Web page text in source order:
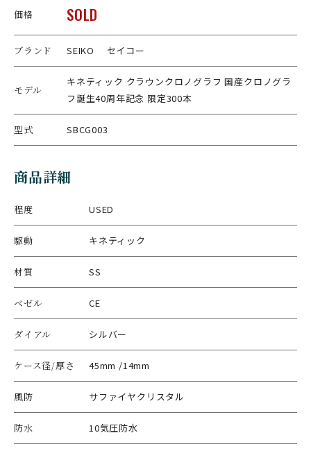
価格 SOLD
ブランド SEIKO セイコー
モデル
キネティック クラウンクロノグラフ 国産クロノグラ
フ誕生40周年記念 限定300本
型式 SBCG003
商品詳細
程度 USED
駆動 キネティック
材質 SS
ベゼル CE
ダイアル シルバー
ケース径/厚さ 45mm /14mm
風防 サファイヤクリスタル
防水 10気圧防水